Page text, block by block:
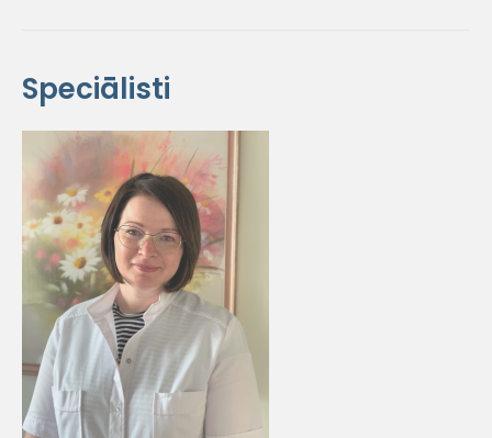
Speciālisti